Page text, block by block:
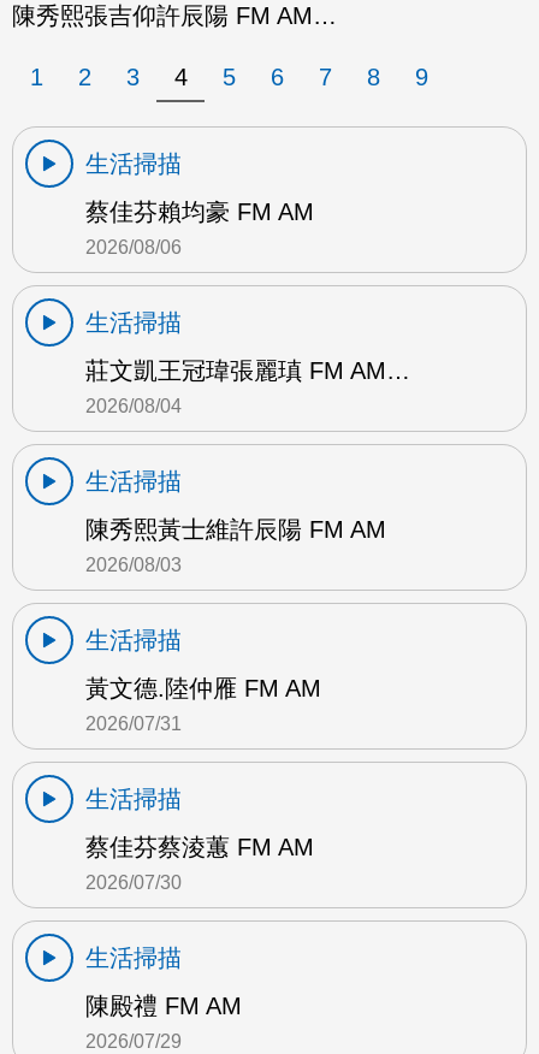
陳秀熙張吉仰許辰陽 FM AM…
1 2 3 4 5 6 7 8 9
生活掃描
蔡佳芬賴均豪 FM AM
2026/08/06
生活掃描
莊文凱王冠瑋張麗瑱 FM AM…
2026/08/04
生活掃描
陳秀熙黃士維許辰陽 FM AM
2026/08/03
生活掃描
黃文德.陸仲雁 FM AM
2026/07/31
生活掃描
蔡佳芬蔡淩蕙 FM AM
2026/07/30
生活掃描
陳殿禮 FM AM
2026/07/29